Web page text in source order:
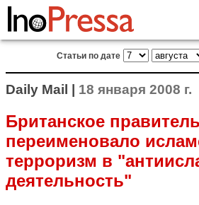
Статьи по дате
Daily Mail | 18 января 2008 г.
Британское
переименовало
терроризм в
деятельность"